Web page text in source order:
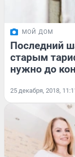
МОЙ ДОМ
Последний
старым
нужно до
25 декабря, 2018,